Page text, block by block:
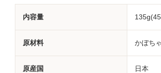
内容量
原材料 かぼち
原産国 日本